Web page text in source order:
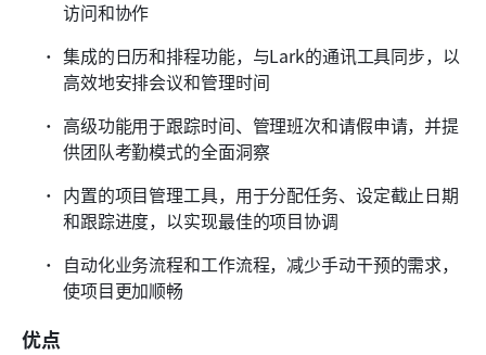
访问和协作
集成的日历和排程功能，与Lark的通讯工具同步，以
高效地安排会议和管理时间
高级功能用于跟踪时间、管理班次和请假申请，并提
供团队考勤模式的全面洞察
内置的项目管理工具，用于分配任务、设定截止日期
和跟踪进度，以实现最佳的项目协调
自动化业务流程和工作流程，减少手动干预的需求，
使项目更加顺畅
优点